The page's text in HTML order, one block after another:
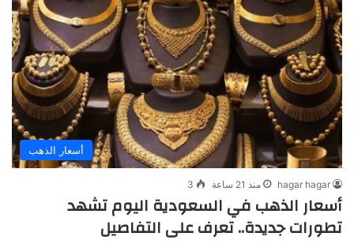
أسعار الذهب
hagar hagar منذ 21 ساعة 3
أسعار الذهب في السعودية اليوم تشهد
تطورات جديدة.. تعرف على التفاصيل